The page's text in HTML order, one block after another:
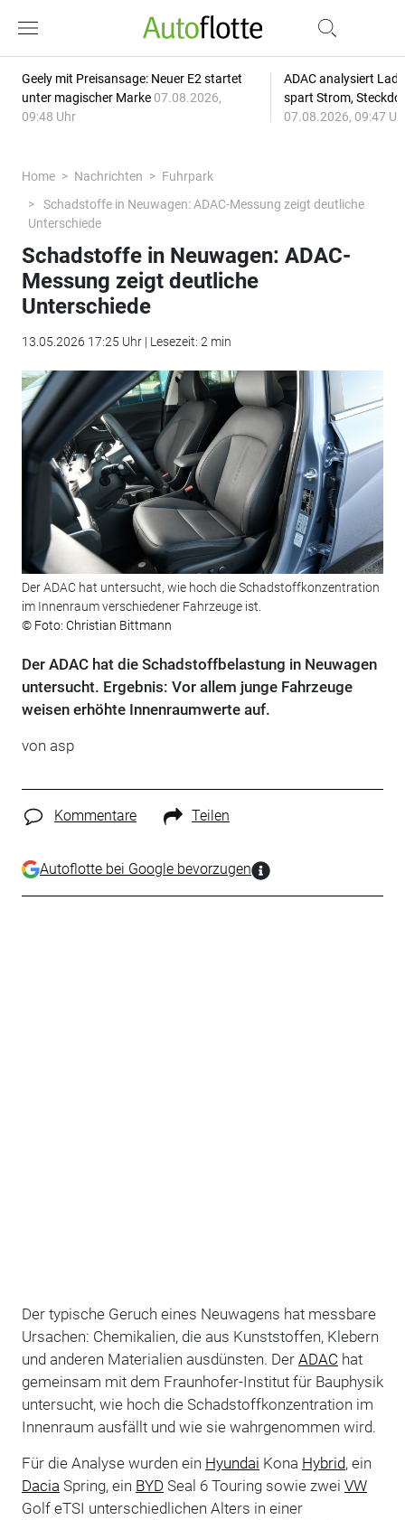
Geely mit Preisansage: Neuer E2 startet
unter magischer Marke 07.08.2026,
09:48 Uhr
ADAC analysiert
spart Strom,
07.08.2026, 09:47
Home Nachrichten
Fuhrpark
Schadstoffe in Neuwagen: ADAC-Messung zeigt deutliche
Unterschiede
Schadstoffe in Neuwagen: ADAC-
Messung zeigt deutliche
Unterschiede
13.05.2026 17:25 Uhr | Lesezeit: 2 min
Der ADAC hat untersucht, wie hoch die Schadstoffkonzentration
im Innenraum verschiedener Fahrzeuge ist.
© Foto: Christian Bittmann
Der ADAC hat die Schadstoffbelastung in Neuwagen
untersucht. Ergebnis: Vor allem junge Fahrzeuge
weisen erhöhte Innenraumwerte auf.
von asp
Kommentare Teilen
Autoflotte bei Google bevorzugen
Der typische Geruch eines Neuwagens hat messbare
Ursachen: Chemikalien, die aus Kunststoffen, Klebern
und anderen Materialien ausdünsten. Der ADAC hat
gemeinsam mit dem Fraunhofer-Institut für Bauphysik
untersucht, wie hoch die Schadstoffkonzentration im
Innenraum ausfällt und wie sie wahrgenommen wird.
Für die Analyse wurden ein Hyundai Kona Hybrid, ein
Dacia Spring, ein BYD Seal 6 Touring sowie zwei VW
Golf eTSI unterschiedlichen Alters in einer